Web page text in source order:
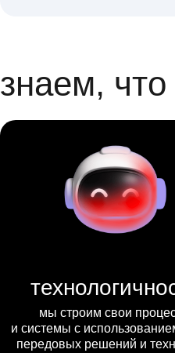
знаем,
мы строим свои
и системы с
передовых решений и